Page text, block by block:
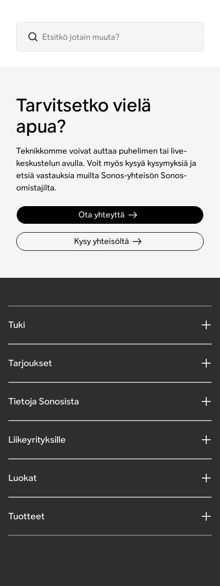
Tarvitsetko vielä
apua?
Teknikkomme voivat auttaa puhelimen tai live-
keskustelun avulla. Voit myös kysyä kysymyksiä ja
etsiä vastauksia muilta Sonos-yhteisön Sonos-
omistajilta.
Ota yhteyttä
Kysy yhteisöltä
Tuki
Tarjoukset
Tietoja Sonosista
Liikeyrityksille
Luokat
Tuotteet